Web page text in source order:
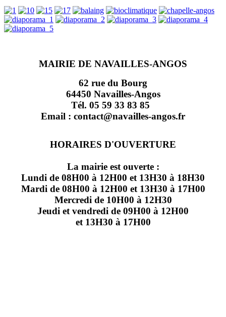
MAIRIE DE NAVAILLES-ANGOS
62 rue du Bourg
64450 Navailles-Angos
Tél. 05 59 33 83 85
Email : contact@navailles-angos.fr
HORAIRES D'OUVERTURE
La mairie est ouverte :
Lundi de 08H00 à 12H00 et 13H30 à 18H30
Mardi de 08H00 à 12H00 et 13H30 à 17H00
Mercredi de 10H00 à 12H30
Jeudi et vendredi de 09H00 à 12H00
et 13H30 à 17H00